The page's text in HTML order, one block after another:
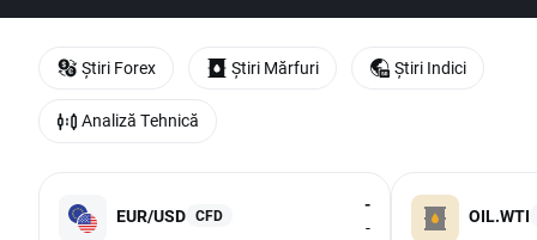
EUR/USD CFD
-
-
OIL.WTI
Știri Forex Știri Mărfuri Știri Indici
Analiză Tehnică